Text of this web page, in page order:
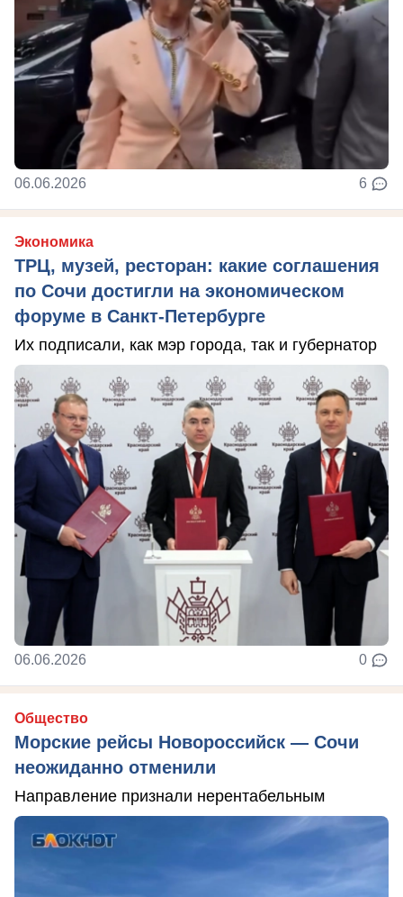
06.06.2026 6
Экономика
ТРЦ, музей, ресторан: какие соглашения
по Сочи достигли на экономическом
форуме в Санкт-Петербурге
Их подписали, как мэр города, так и губернатор
06.06.2026 0
Общество
Морские рейсы Новороссийск — Сочи
неожиданно отменили
Направление признали нерентабельным